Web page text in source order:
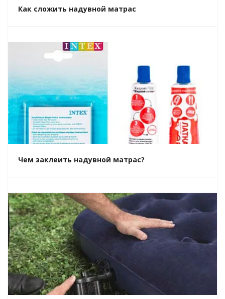
Как сложить надувной матрас
Чем заклеить надувной матрас?